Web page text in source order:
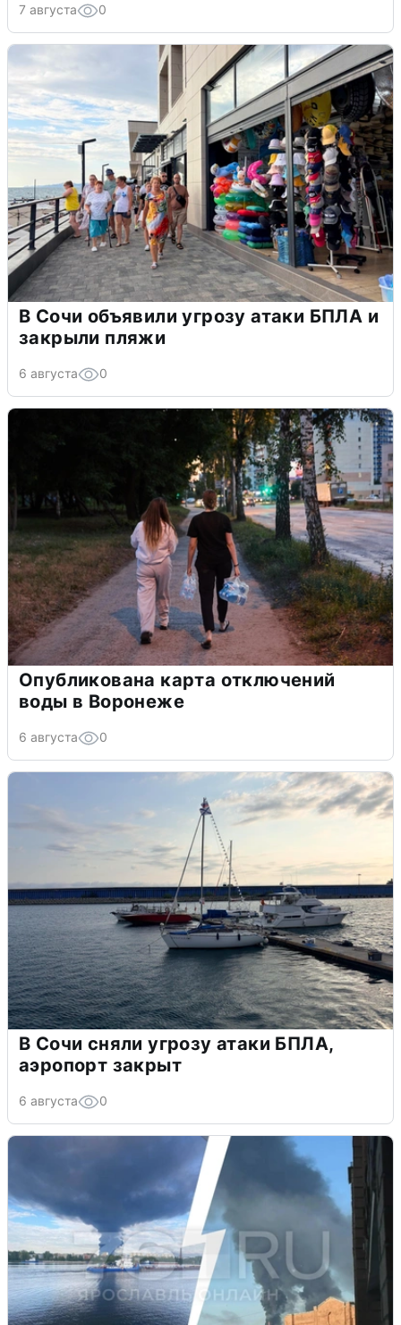
7 августа 0
В Сочи объявили угрозу атаки БПЛА и
закрыли пляжи
6 августа 0
Опубликована карта отключений
воды в Воронеже
6 августа 0
В Сочи сняли угрозу атаки БПЛА,
аэропорт закрыт
6 августа 0